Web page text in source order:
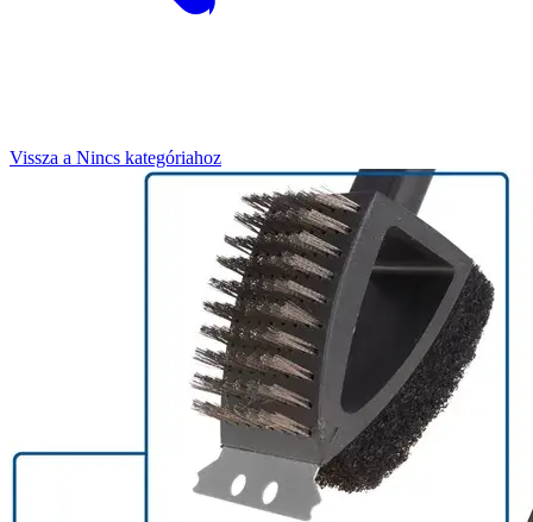
Vissza a Nincs kategóriahoz